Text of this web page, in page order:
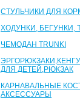
СТУЛЬЧИКИ ДЛЯ
ХОДУНКИ, БЕГУНКИ,
ЧЕМОДАН TRUNKI
ДЛЯ ДЕТЕЙ,РЮКЗАК
КАРНАВАЛЬНЫЕ
АКСЕССУАРЫ